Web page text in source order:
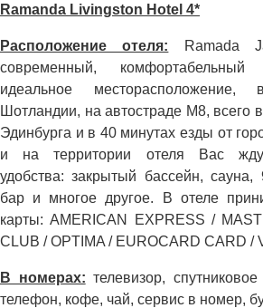
Ramanda Livingston Hotel 4*
Расположение отеля: Ramada
современный,
идеальное
Шотландии, на автостраде M8, всего
Эдинбурга и в 40 минутах езды от
и на территории отеля Вас
удобства: закрытый бассейн, сауна,
бар и многое другое. В отеле
карты: AMERICAN EXPRESS /
CLUB / OPTIMA / EUROCARD CARD /
В номерах: телевизор,
телефон, кофе, чай, сервис в номер,